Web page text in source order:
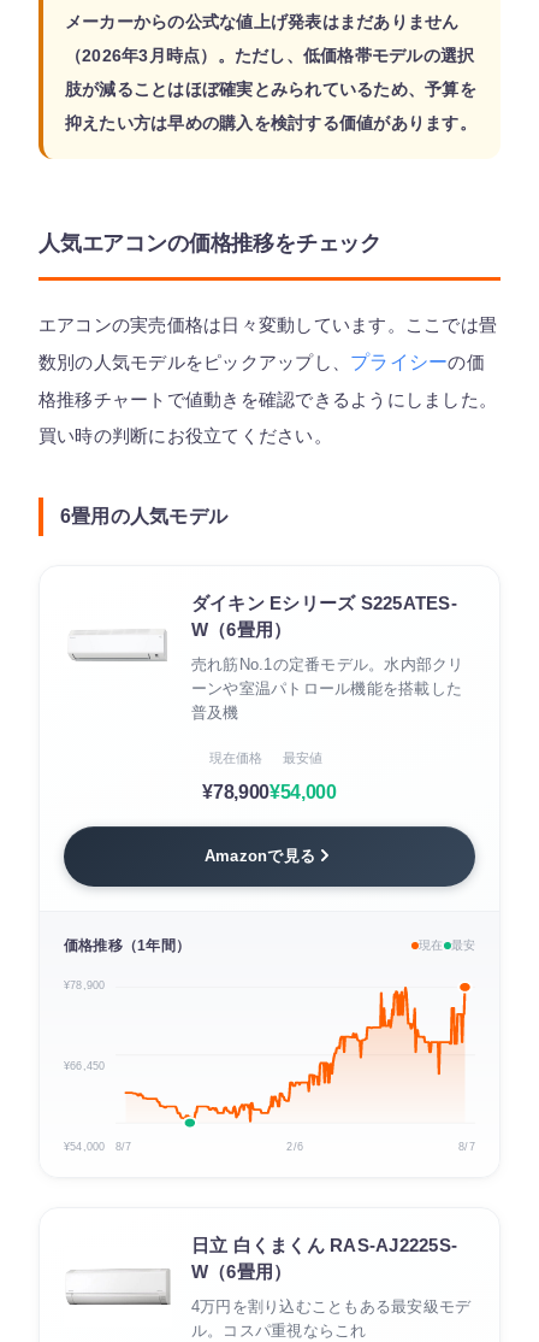
メーカーからの公式な値上げ発表はまだありません
（2026年3月時点）。ただし、低価格帯モデルの選択
肢が減ることはほぼ確実とみられているため、予算を
抑えたい方は早めの購入を検討する価値があります。
人気エアコンの価格推移をチェック
エアコンの実売価格は日々変動しています。ここでは畳
数別の人気モデルをピックアップし、 プライシーの価
格推移チャートで値動きを確認できるようにしました。
買い時の判断にお役立てください。
6畳用の人気モデル
ダイキン Eシリーズ S225ATES-
W（6畳用）
売れ筋No.1の定番モデル。水内部クリ
ーンや室温パトロール機能を搭載した
普及機
現在価格
¥78,900
最安値
¥54,000
Amazonで見る
価格推移（1年間） 現在 最安
¥78,900
¥66,450
¥54,000 8/7 2/6 8/7
日立 白くまくん RAS-AJ2225S-
W（6畳用）
4万円を割り込むこともある最安級モデ
ル。コスパ重視ならこれ